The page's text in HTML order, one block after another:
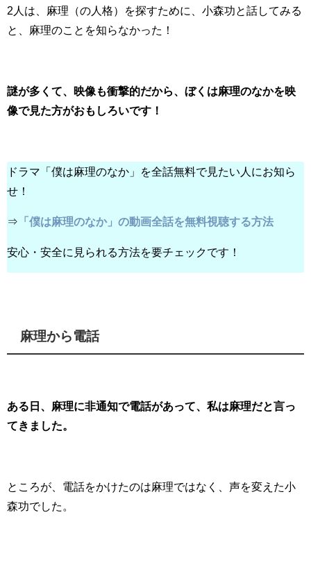
2人は、麻理（の人格）を探すために、小森功と話してみる
と、麻理のことを知らなかった！
謎が多くて、映像も衝撃的だから、ぼくは麻理のなかを映
像で見た方がおもしろいです！
ドラマ「僕は麻理のなか」を全話無料で見たい人にお知ら
せ！
⇒ 「僕は麻理のなか」の動画全話を無料視聴する方法
安心・安全に見られる方法を要チェックです！
麻理から電話
ある日、麻理に非通知で電話があって、私は麻理だと言っ
てきました。
ところが、電話をかけたのは麻理ではなく、声を変えた小
森功でした。